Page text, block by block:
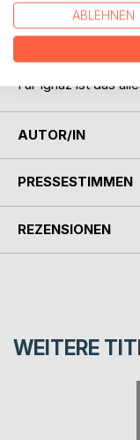
Schrottplatz lebt
man wirklich bereit
noch jemand
das ganz dringend
Für Ignaz ist das
AUTOR/IN
PRESSESTIMMEN
REZENSIONEN
WEITERE
ABLEHNEN